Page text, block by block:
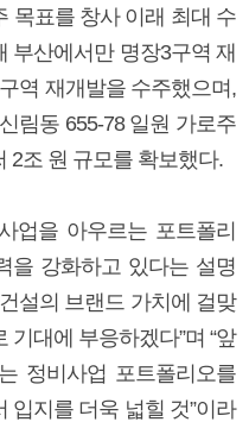
목표를 창사 이래 최대 수
부산에서만 명장3구역 재
역 재개발을 수주했으며,
림동 655-78 일원 가로주
2조 원 규모를 확보했다.
업을 아우르는 포트폴리
을 강화하고 있다는 설명
설의 브랜드 가치에 걸맞
대에 부응하겠다”며 “앞
정비사업 포트폴리오를
입지를 더욱 넓힐 것”이라